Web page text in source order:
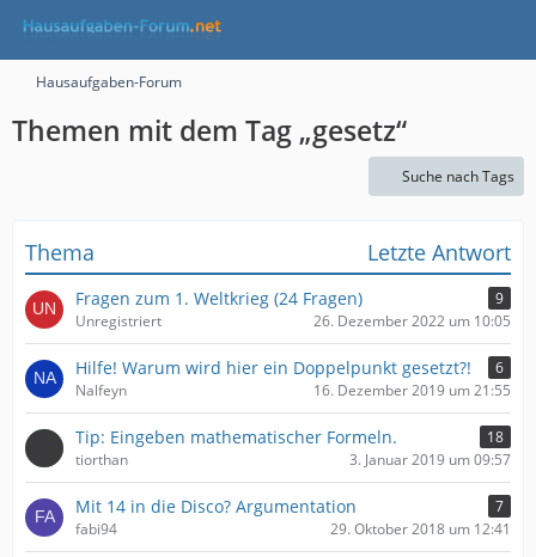
Hausaufgaben-Forum
Themen mit dem Tag „gesetz“
Suche nach Tags
Thema Letzte Antwort
Fragen zum 1. Weltkrieg (24 Fragen)
9
Unregistriert
26. Dezember 2022 um 10:05
Hilfe! Warum wird hier ein Doppelpunkt gesetzt?!
6
Nalfeyn
16. Dezember 2019 um 21:55
Tip: Eingeben mathematischer Formeln.
18
tiorthan
3. Januar 2019 um 09:57
Mit 14 in die Disco? Argumentation
7
fabi94
29. Oktober 2018 um 12:41